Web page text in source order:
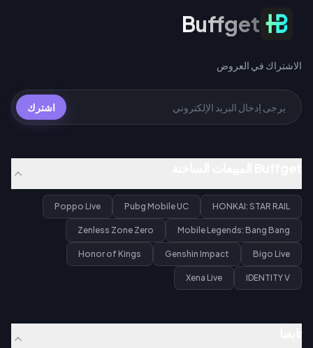
الاشتراك في العروضBuffget
الاشتراك في العروض
اشترك
HONKAI: STAR RAIL
Pubg Mobile UC
Poppo Live
Mobile Legends: Bang Bang
Zenless Zone Zero
Bigo Live
Genshin Impact
Honor of Kings
IDENTITY V
Xena Live